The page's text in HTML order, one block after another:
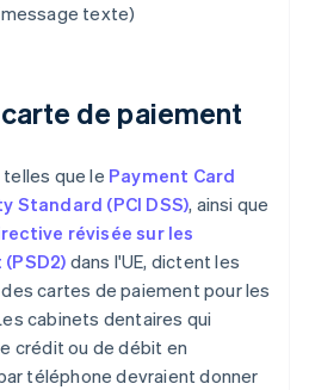
texte)
de paiement
que le Payment Card
Standard (PCI DSS), ainsi que
révisée sur les
dans l'UE, dictent les
cartes de paiement pour les
cabinets dentaires qui
crédit ou de débit en
téléphone devraient donner